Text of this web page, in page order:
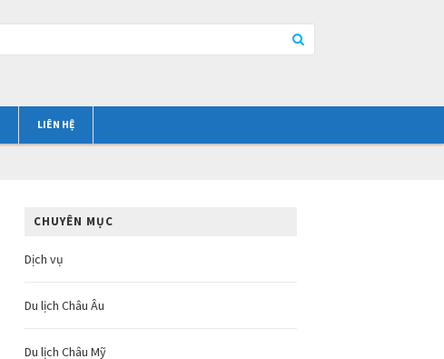
LIÊN HỆ
CHUYÊN MỤC
Dịch vụ
Du lịch Châu Âu
Du lịch Châu Mỹ